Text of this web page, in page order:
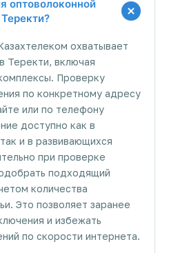
оптоволоконной
охватывает
Теректи, включая
Проверку
по конкретному адресу
или по телефону
доступно как в
и в развивающихся
при проверке
подходящий
количества
Это позволяет заранее
и избежать
по скорости интернета.